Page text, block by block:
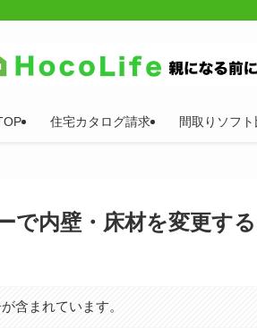
住宅カタログ請求 間取りソフト
で内壁・床材を変更する
含まれています。